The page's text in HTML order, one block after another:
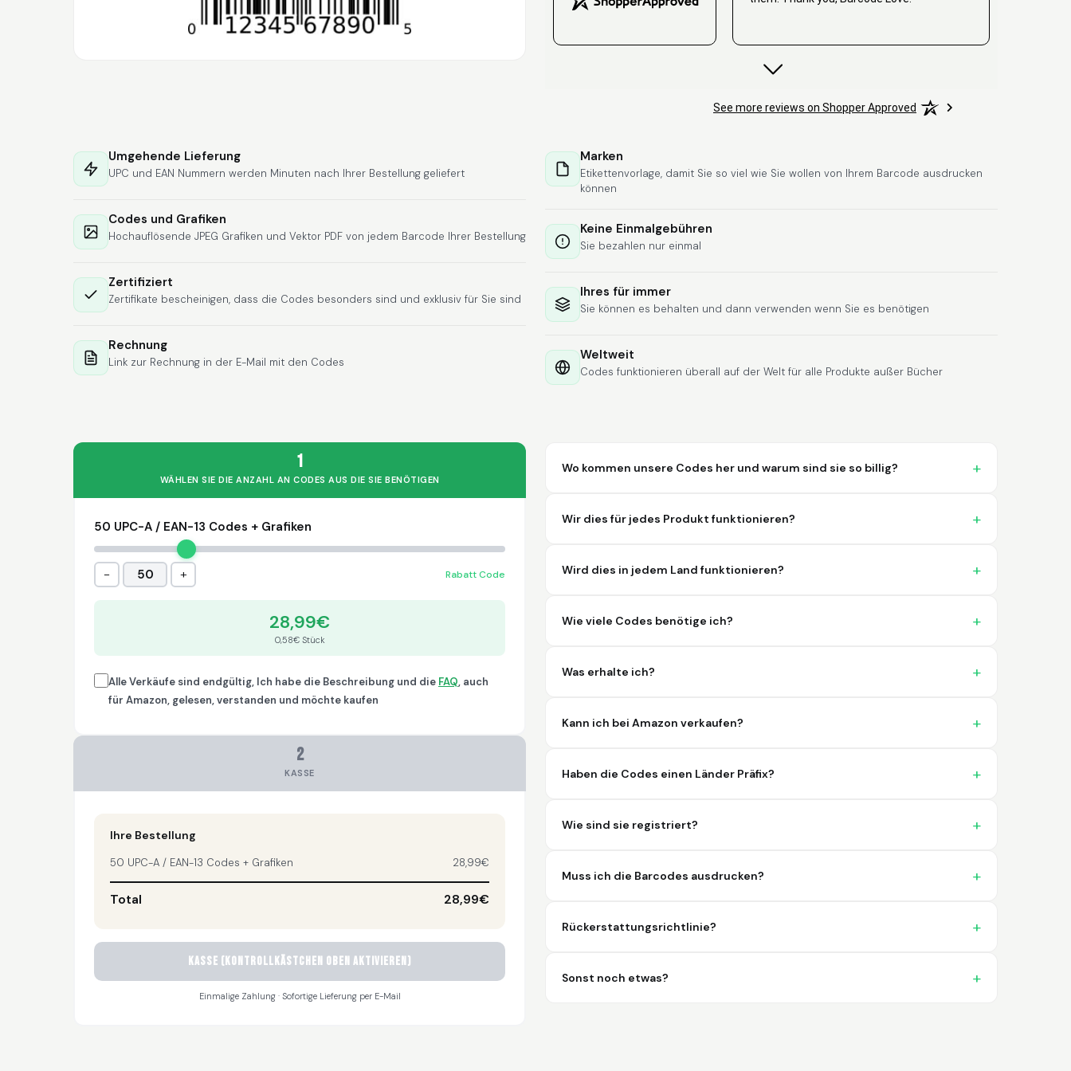
June 25, 2026
gekauft.
Jun 6, 2026June 6, 2026
Necesito más información para
Apr 18, 2026
See more reviews on Shopper Approved
Umgehende Lieferung
UPC und EAN Nummern werden Minuten nach Ihrer Bestellung geliefert
Codes und Grafiken
Hochauflösende JPEG Grafiken und Vektor PDF von jedem Barcode Ihrer Bestellung
Zertifiziert
Zertifikate bescheinigen, dass die Codes besonders sind und exklusiv für Sie sind
Rechnung
Link zur Rechnung in der E-Mail mit den Codes
Marken
Etikettenvorlage, damit Sie so viel wie Sie wollen von Ihrem Barcode ausdrucken
können
Keine Einmalgebühren
Sie bezahlen nur einmal
Ihres für immer
Sie können es behalten und dann verwenden wenn Sie es benötigen
Weltweit
Codes funktionieren überall auf der Welt für alle Produkte außer Bücher
1
WÄHLEN SIE DIE ANZAHL AN CODES AUS DIE SIE BENÖTIGEN
50 UPC-A / EAN-13 Codes + Grafiken
− 50 + Rabatt Code
28,99€
0,58€ Stück
Alle Verkäufe sind endgültig, Ich habe die Beschreibung und die FAQ, auch
für Amazon, gelesen, verstanden und möchte kaufen
2
KASSE
Ihre Bestellung
50 UPC-A / EAN-13 Codes + Grafiken 28,99€
Total 28,99€
KASSE (Kontrollkästchen oben aktivieren)
Einmalige Zahlung · Sofortige Lieferung per E-Mail
Wo kommen unsere Codes her und warum sind sie so billig?
Wir dies für jedes Produkt funktionieren?
Wird dies in jedem Land funktionieren?
Wie viele Codes benötige ich?
Was erhalte ich?
Kann ich bei Amazon verkaufen?
Haben die Codes einen Länder Präfix?
Wie sind sie registriert?
Muss ich die Barcodes ausdrucken?
Rückerstattungsrichtlinie?
Sonst noch etwas?